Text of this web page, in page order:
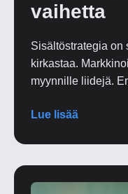
vaihetta
Sisältöstrategia on
kirkastaa.
myynnille liidejä.
Lue lisää